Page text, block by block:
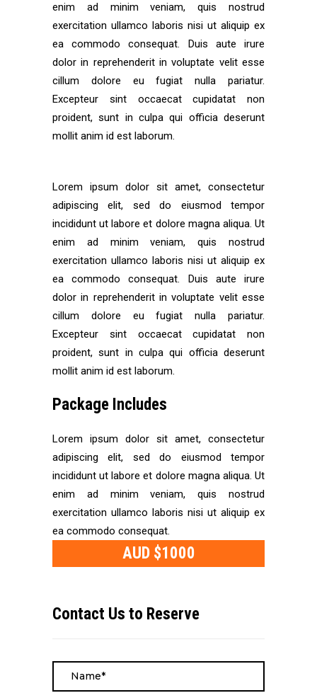
enim ad minim veniam, quis nostrud
exercitation ullamco laboris nisi ut aliquip ex
ea commodo consequat. Duis aute irure
dolor in reprehenderit in voluptate velit esse
cillum dolore eu fugiat nulla pariatur.
Excepteur sint occaecat cupidatat non
proident, sunt in culpa qui officia deserunt
mollit anim id est laborum.
Lorem ipsum dolor sit amet, consectetur
adipiscing elit, sed do eiusmod tempor
incididunt ut labore et dolore magna aliqua. Ut
enim ad minim veniam, quis nostrud
exercitation ullamco laboris nisi ut aliquip ex
ea commodo consequat. Duis aute irure
dolor in reprehenderit in voluptate velit esse
cillum dolore eu fugiat nulla pariatur.
Excepteur sint occaecat cupidatat non
proident, sunt in culpa qui officia deserunt
mollit anim id est laborum.
Package Includes
Lorem ipsum dolor sit amet, consectetur
adipiscing elit, sed do eiusmod tempor
incididunt ut labore et dolore magna aliqua. Ut
enim ad minim veniam, quis nostrud
exercitation ullamco laboris nisi ut aliquip ex
ea commodo consequat.
AUD $1000
Contact Us to Reserve